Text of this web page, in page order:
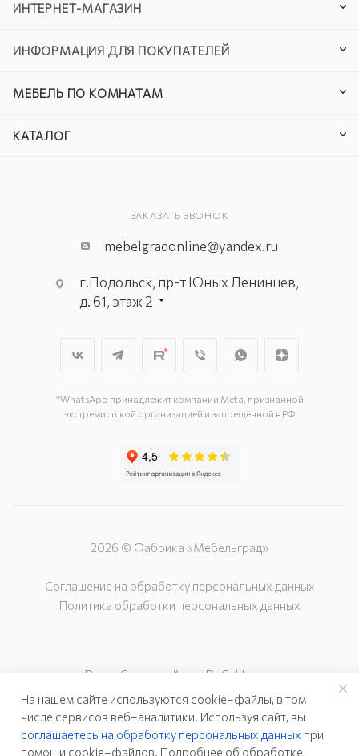
ИНТЕРНЕТ-МАГАЗИН
ИНФОРМАЦИЯ ДЛЯ ПОКУПАТЕЛЕЙ
МЕБЕЛЬ ПО КОМНАТАМ
КАТАЛОГ
ЗАКАЗАТЬ ЗВОНОК
mebelgradonline@yandex.ru
г.Подольск, пр-т Юных Ленинцев,
д. 61, этаж 2
г. Подольск, ул. Станционная, д. 11
*WhatsApp принадлежит компании Meta, признанной
экстремистской организацией и запрещённой в РФ
2026 © Фабрика «Мебельград»
Соглашение на обработку персональных данных
Политика обработки персональных данных
Разработка сайта – Веб-Центр
На нашем сайте используются cookie–файлы, в том
числе сервисов веб–аналитики. Используя сайт, вы
соглашаетесь на обработку персональных данных при
помощи cookie–файлов. Подробнее об обработке